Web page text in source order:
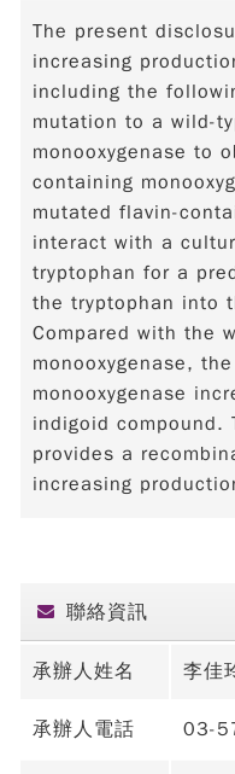
The present
increasing
including the
mutation to a wild-
monooxygenase to
containing
mutated flavin-
interact with a
tryptophan for a
the tryptophan into
Compared with the
monooxygenase,
monooxygenase
indigoid compound.
provides a
increasing
聯絡資訊
承辦人姓名 李佳
承辦人電話 03-